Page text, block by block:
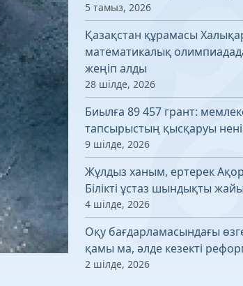
5 тамыз, 2026
Қазақстан құрамасы
математикалық
жеңіп алды
28 шілде, 2026
Биылға 89 457 грант:
тапсырыстың қысқаруы нені
9 шілде, 2026
Жұлдыз ханым, ертерек
Білікті ұстаз шындықты
4 шілде, 2026
Оқу бағдарламасындағы
қамы ма, әлде кезекті
2 шілде, 2026